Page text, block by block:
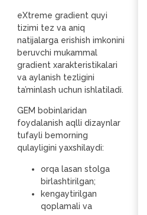
eXtreme gradient quyi
tizimi tez va aniq
natijalarga erishish imkonini
beruvchi mukammal
gradient xarakteristikalari
va aylanish tezligini
ta’minlash uchun ishlatiladi.
GEM bobinlaridan
foydalanish aqlli dizaynlar
tufayli bemorning
qulayligini yaxshilaydi:
orqa lasan stolga
birlashtirilgan;
kengaytirilgan
qoplamali va